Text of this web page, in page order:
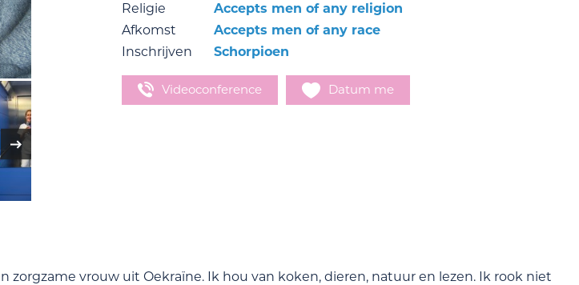
Religie
Accepts men of any religion
Afkomst
Accepts men of any race
Inschrijven
Schorpioen
Videoconference Datum me
zorgzame vrouw uit Oekraïne. Ik hou van koken, dieren, natuur en lezen. Ik rook niet